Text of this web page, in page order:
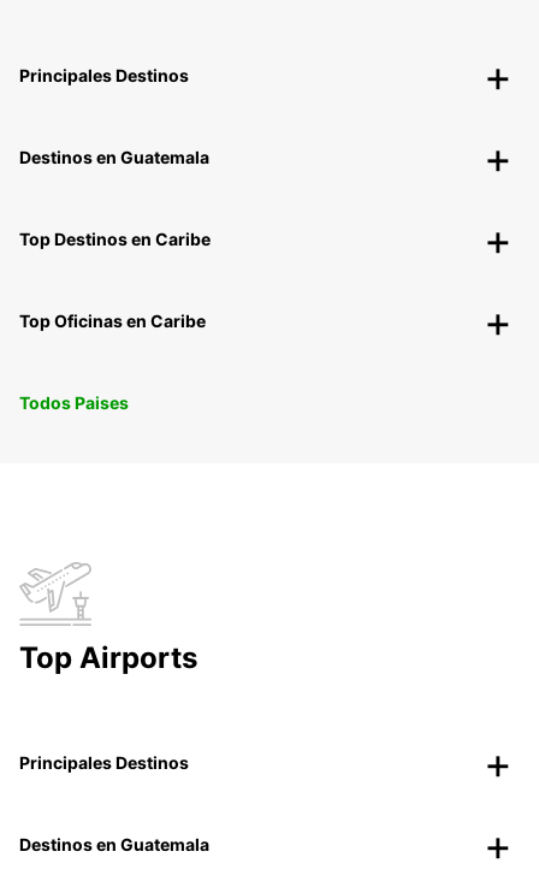
Principales Destinos
Destinos en Guatemala
Top Destinos en Caribe
Top Oficinas en Caribe
Todos Paises
Top Airports
Principales Destinos
Destinos en Guatemala